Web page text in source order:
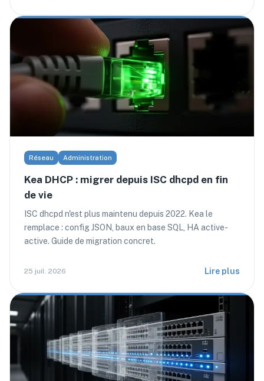
Réseau Administration
Kea DHCP : migrer depuis ISC dhcpd en fin
de vie
ISC dhcpd n'est plus maintenu depuis 2022. Kea le
remplace : config JSON, baux en base SQL, HA active-
active. Guide de migration concret.
25 juil. 2026 Lire plus